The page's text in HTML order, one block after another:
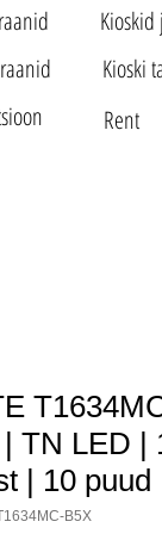
Kioski
Rent
TN LED |
| 10 puud
B5X